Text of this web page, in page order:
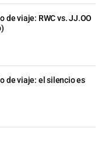
de viaje: RWC vs. JJ.OO
de viaje: el silencio es